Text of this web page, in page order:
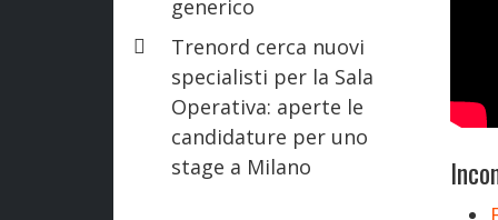
generico
Trenord cerca nuovi
specialisti per la Sala
Operativa: aperte le
candidature per uno
stage a Milano